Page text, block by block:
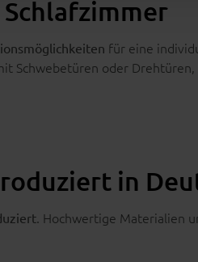
für eine
Schwebetüren oder
in
. Hochwertige Materialien